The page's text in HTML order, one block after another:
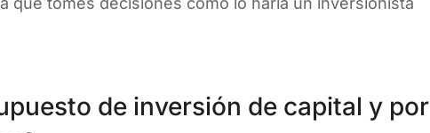
de inversión de capital y por